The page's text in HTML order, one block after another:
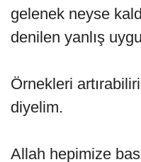
gelenek neyse
denilen yanlış
Örnekleri
diyelim.
Allah hepimize